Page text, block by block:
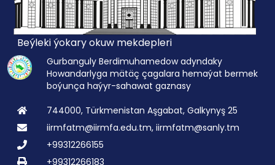
Beýleki ýokary okuw mekdepleri
Gurbanguly Berdimuhamedow adyndaky
Howandarlyga mätäç çagalara hemaýat bermek
boýunça haýyr-sahawat gaznasy
744000, Türkmenistan Aşgabat, Galkynyş 25
iirmfatm@iirmfa.edu.tm, iirmfatm@sanly.tm
+99312266155
+99312266183